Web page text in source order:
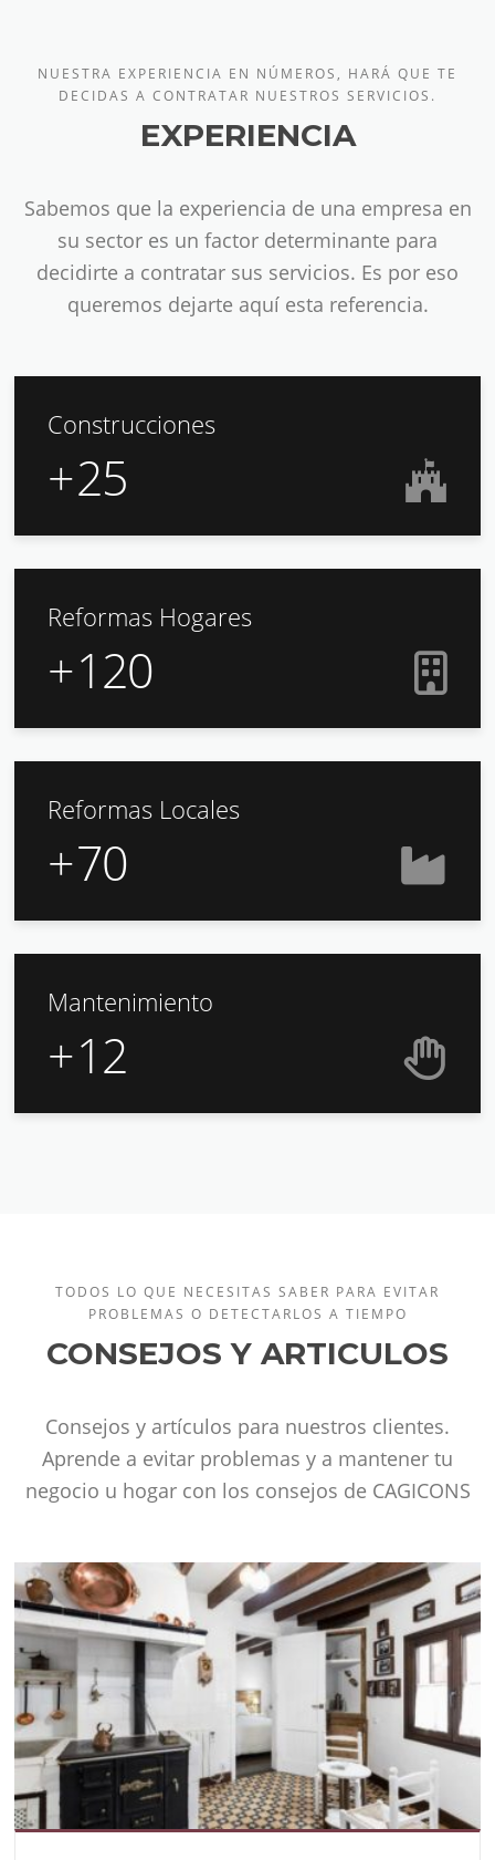
NUESTRA EXPERIENCIA EN NÚMEROS, HARÁ QUE TE
DECIDAS A CONTRATAR NUESTROS SERVICIOS.
EXPERIENCIA
Sabemos que la experiencia de una empresa en
su sector es un factor determinante para
decidirte a contratar sus servicios. Es por eso
queremos dejarte aquí esta referencia.
Construcciones
+25
Reformas Hogares
+120
Reformas Locales
+70
Mantenimiento
+12
TODOS LO QUE NECESITAS SABER PARA EVITAR
PROBLEMAS O DETECTARLOS A TIEMPO
CONSEJOS Y ARTICULOS
Consejos y artículos para nuestros clientes.
Aprende a evitar problemas y a mantener tu
negocio u hogar con los consejos de CAGICONS